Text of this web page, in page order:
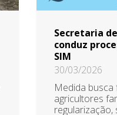
Secretaria
conduz
SIM
30/03/2026
Medida
agricultores
regularização,